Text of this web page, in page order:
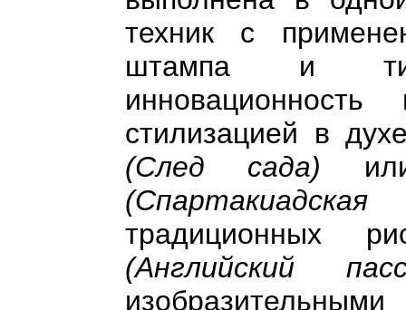
техник с
штампа и
стилизацией в
(След сада) или
традиционных
(Английский